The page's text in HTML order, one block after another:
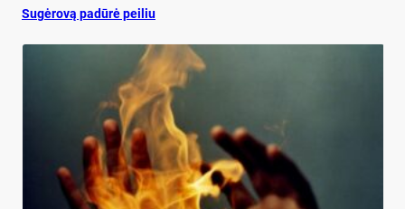
Su­gė­ro­vą pa­dū­rė pei­liu